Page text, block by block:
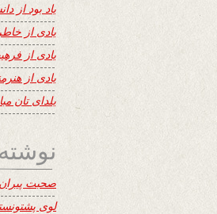
یاد بود از
یادی از
یادی از
یادی از
یلدای تان
صحبت پیران
لوی